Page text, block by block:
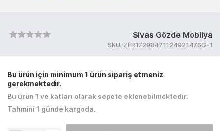
Sivas Gözde Mobilya
SKU: ZER17298471124921476G-1
Bu ürün için minimum 1 ürün sipariş etmeniz
gerekmektedir.
Bu ürün 1 ve katları olarak sepete eklenebilmektedir.
Tahmini 1 günde kargoda.